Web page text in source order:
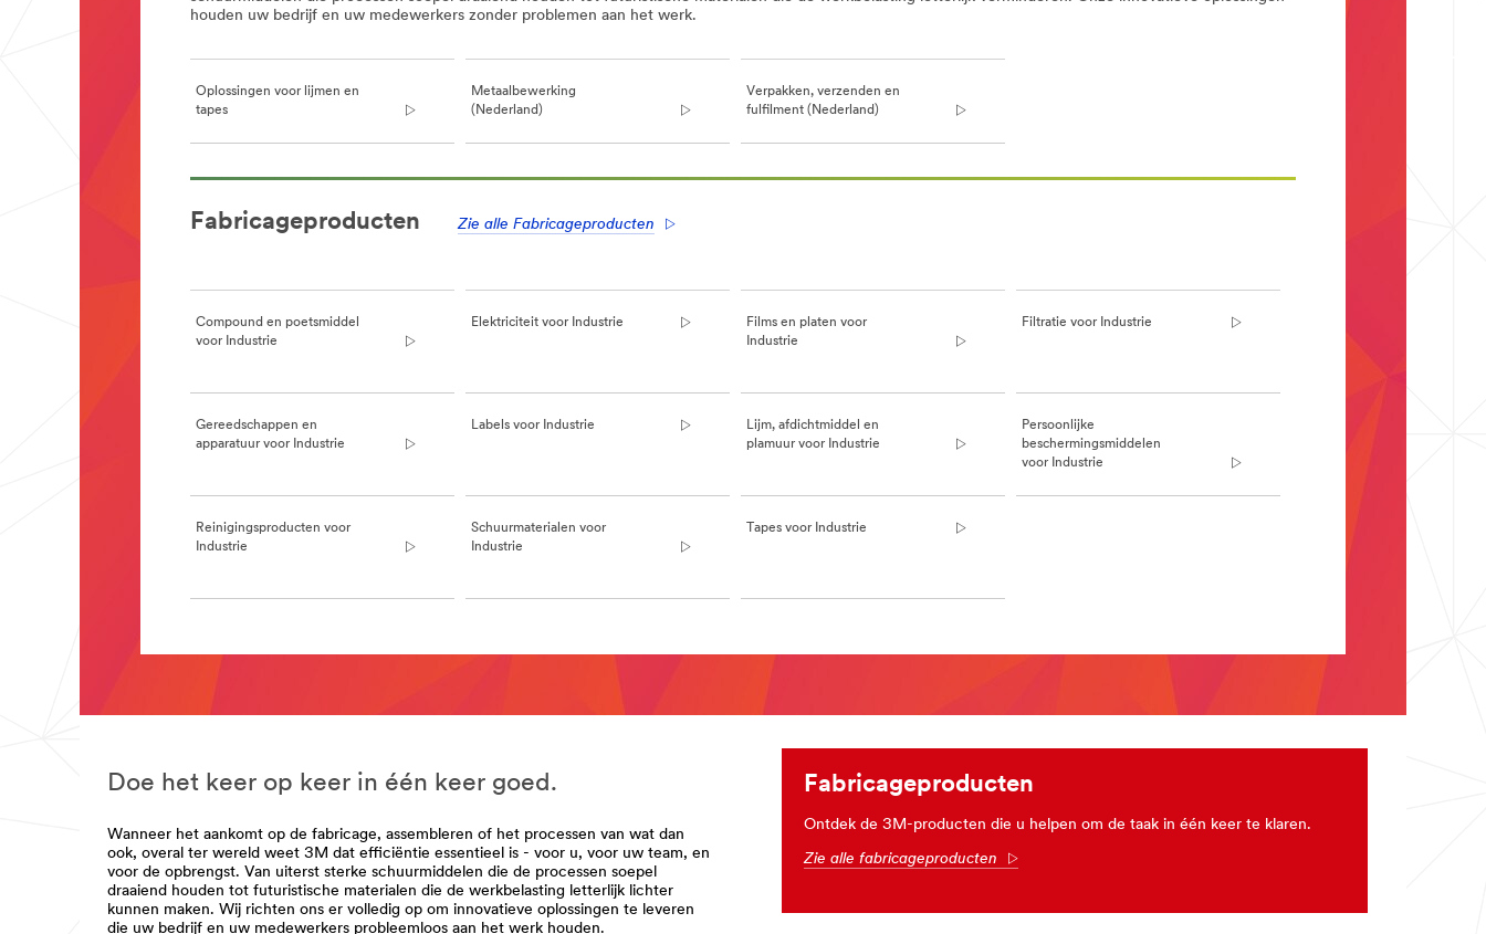
houden uw bedrijf en uw medewerkers zonder problemen aan het werk.
Oplossingen voor lijmen en
tapes
Metaalbewerking
(Nederland)
Verpakken, verzenden en
fulfilment (Nederland)
**Site
**
and-
assembly-
**
MetalWorking
bnl/
**Site
PackagingSolutions
Fabricageproducten Zie alle Fabricageproducten
Compound en poetsmiddel
voor Industrie
Elektriciteit voor Industrie
Films en platen voor
Industrie
Filtratie voor Industrie
Gereedschappen en
apparatuur voor Industrie
Labels voor Industrie
Lijm, afdichtmiddel en
plamuur voor Industrie
Persoonlijke
beschermingsmiddelen
voor Industrie
Reinigingsproducten voor
Industrie
Schuurmaterialen voor
Industrie
Tapes voor Industrie
area
Abrasives
/3M/nl_BE/p/c/compound-
**Site
area
**
Aftermarket
Automotive
Doe het keer op keer in één keer goed.
Wanneer het aankomt op de fabricage, assembleren of het processen van wat dan
ook, overal ter wereld weet 3M dat efficiëntie essentieel is - voor u, voor uw team, en
voor de opbrengst. Van uiterst sterke schuurmiddelen die de processen soepel
draaiend houden tot futuristische materialen die de werkbelasting letterlijk lichter
kunnen maken. Wij richten ons er volledig op om innovatieve oplossingen te leveren
die uw bedrijf en uw medewerkers probleemloos aan het werk houden.
Fabricageproducten
Ontdek de 3M-producten die u helpen om de taak in één keer te klaren.
Zie alle fabricageproducten